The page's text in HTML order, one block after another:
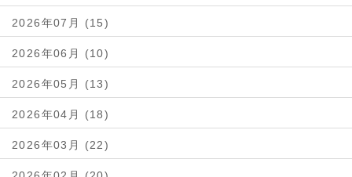
2026年07月 (15)
2026年06月 (10)
2026年05月 (13)
2026年04月 (18)
2026年03月 (22)